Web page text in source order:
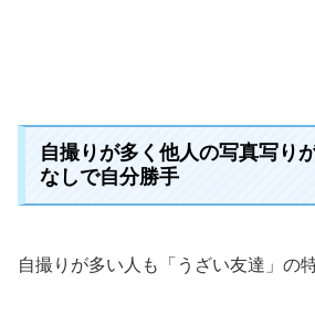
自撮りが多く他人の写真写り
なしで自分勝手
自撮りが多い人も「うざい友達」の